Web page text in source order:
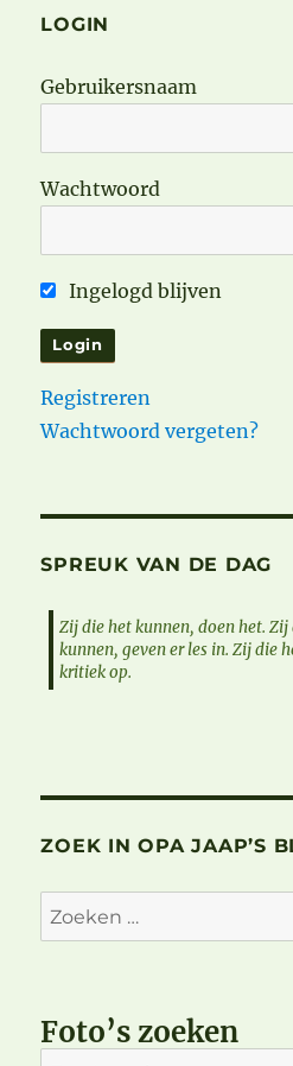
LOGIN
Gebruikersnaam
Wachtwoord
Ingelogd blijven
Registreren
Wachtwoord vergeten?
SPREUK VAN DE DAG
Zij die het kunnen, doen het.
kunnen, geven er les in. Zij die
kritiek op.
ZOEK IN OPA JAAP’S
Zoeken
naar:
Foto’s zoeken